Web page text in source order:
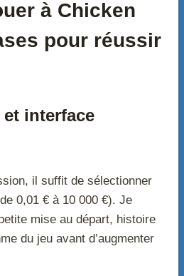
à Chicken
pour réussir
interface
il suffit de sélectionner
0,01 € à 10 000 €). Je
mise au départ, histoire
du jeu avant d’augmenter